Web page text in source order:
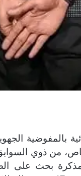
مذكرة بحث على